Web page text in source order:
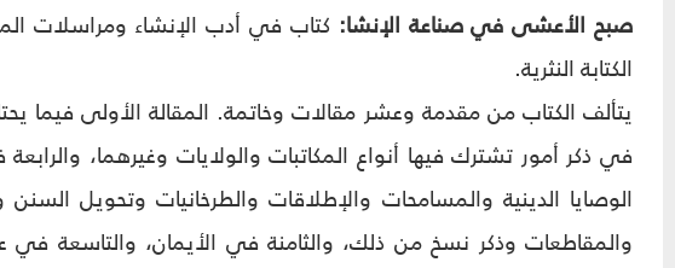
صبح الأعشى في صناعة الإنشا: كتاب في أدب الإنشاء ومراسلات
الكتابة النثرية.
يتألف الكتاب من مقدمة وعشر مقالات وخاتمة. المقالة الأولى فيما
في ذكر أمور تشترك فيها أنواع المكاتبات والولايات وغيرهما،
الوصايا الدينية والمسامحات والإطلاقات والطرخانيات وتحويل
والمقاطعات وذكر نسخ من ذلك، والثامنة في الأيمان، والتاسعة